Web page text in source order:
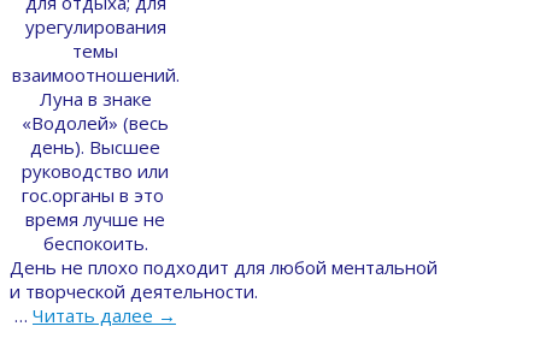
урегулирования
темы
взаимоотношений.
Луна в знаке
«Водолей» (весь
день). Высшее
руководство или
гос.органы в это
время лучше не
беспокоить.
День не плохо подходит для любой ментальной
и творческой деятельности.
… Читать далее →